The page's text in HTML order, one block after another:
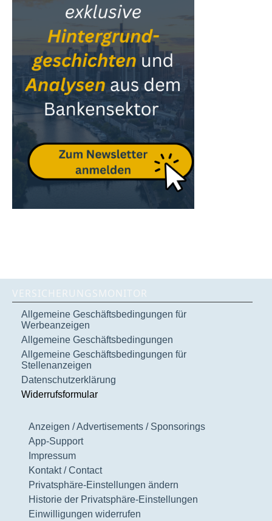
VERSICHERUNGSMONITOR
Allgemeine Geschäftsbedingungen für
Werbeanzeigen
Allgemeine Geschäftsbedingungen
Allgemeine Geschäftsbedingungen für
Stellenanzeigen
Datenschutzerklärung
Widerrufsformular
Anzeigen / Advertisements / Sponsorings
App-Support
Impressum
Kontakt / Contact
Privatsphäre-Einstellungen ändern
Historie der Privatsphäre-Einstellungen
Einwilligungen widerrufen